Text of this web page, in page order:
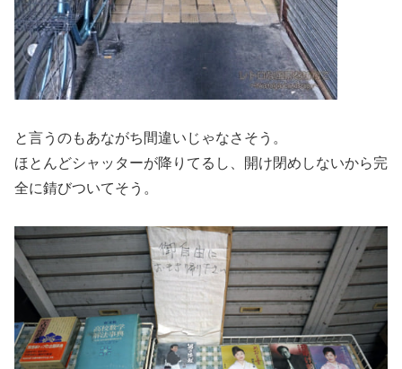
と言うのもあながち間違いじゃなさそう。
ほとんどシャッターが降りてるし、開け閉めしないから完
全に錆びついてそう。